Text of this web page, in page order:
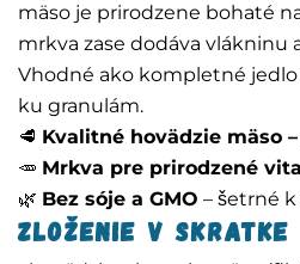
mäso je prirodzene bohaté
mrkva zase dodáva vlákninu
Vhodné ako kompletné
ku granulám.
🥩 Kvalitné hovädzie mäso
🥕 Mrkva pre prirodzené
🌿 Bez sóje a GMO – šetrné
Zloženie v skratke